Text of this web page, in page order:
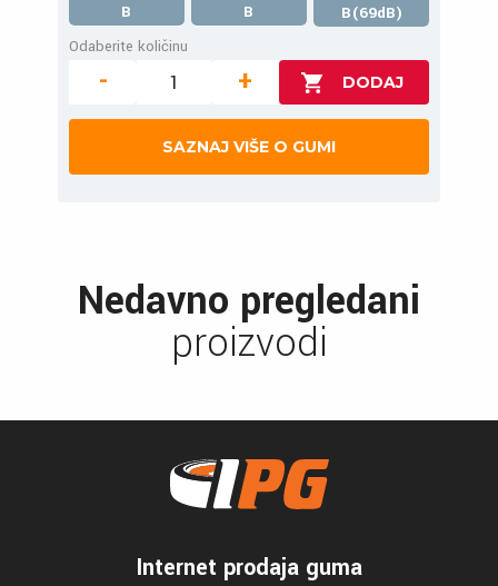
B B
B(69dB)
Odaberite količinu
- +
SAZNAJ VIŠE O GUMI
Nedavno pregledani
proizvodi
Internet prodaja guma